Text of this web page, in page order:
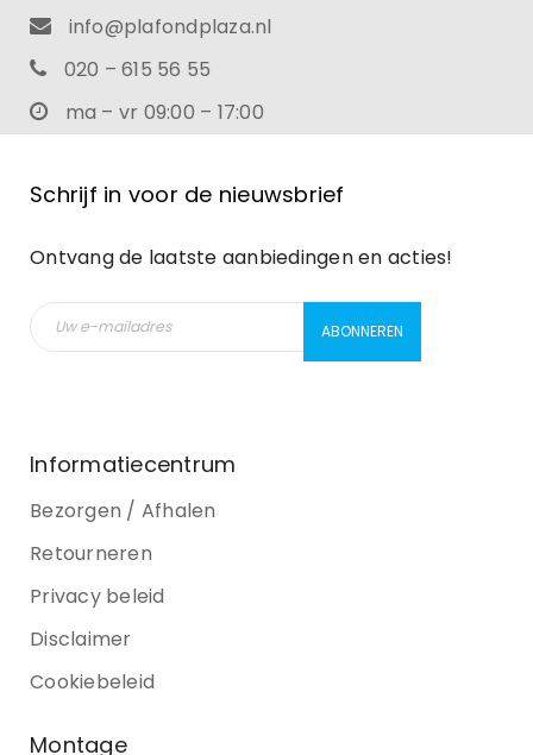
info@plafondplaza.nl
020 – 615 56 55
ma – vr 09:00 – 17:00
Schrijf in voor de nieuwsbrief
Ontvang de laatste aanbiedingen en acties!
Informatiecentrum
Bezorgen / Afhalen
Retourneren
Privacy beleid
Disclaimer
Cookiebeleid
Montage